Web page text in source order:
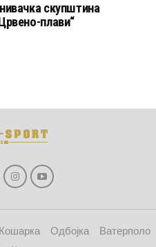
скупштина
плави“
Кошарка Одбојка
Ватерполо